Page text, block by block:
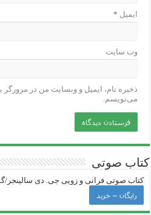
ایمیل *
وب‌ سایت
ذخیره نام، ایمیل و وبسایت من در مرورگر
می‌نویسم.
کتاب صوتی
کتاب صوتی فرانی و زویی جی‌. دی سالینجر/
رایگان – خرید